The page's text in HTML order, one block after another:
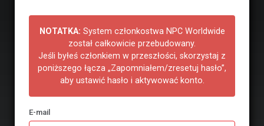
NOTATKA: System członkostwa NPC Worldwide
został całkowicie przebudowany.
Jeśli byłeś członkiem w przeszłości, skorzystaj z
poniższego łącza „Zapomniałem/zresetuj hasło”,
aby ustawić hasło i aktywować konto.
E-mail